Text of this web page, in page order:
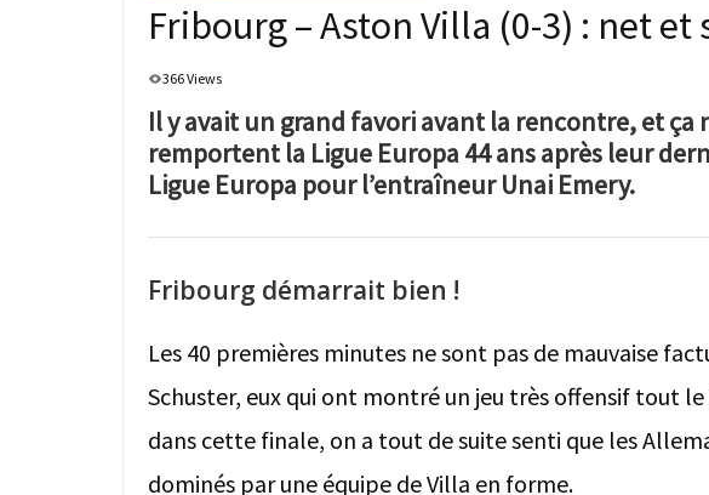
Fribourg – Aston Villa (0-3) : net et
366 Views
Il y avait un grand favori avant la rencontre, et ça
remportent la Ligue Europa 44 ans après leur
Ligue Europa pour l’entraîneur Unai Emery.
Fribourg démarrait bien !
Les 40 premières minutes ne sont pas de mauvaise
Schuster, eux qui ont montré un jeu très offensif tout
dans cette finale, on a tout de suite senti que les
dominés par une équipe de Villa en forme.